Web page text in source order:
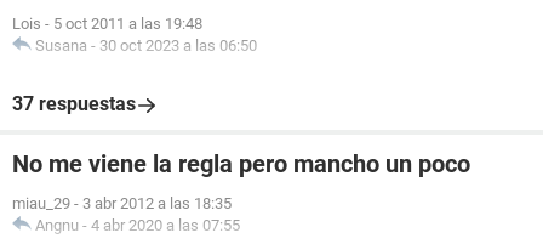
Lois - 5 oct 2011 a las 19:48
Susana - 30 oct 2023 a las 06:50
37 respuestas
No me viene la regla pero mancho un poco
miau_29 - 3 abr 2012 a las 18:35
Angnu - 4 abr 2020 a las 07:55